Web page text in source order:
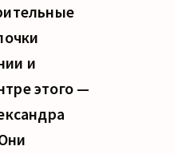
и
этого —